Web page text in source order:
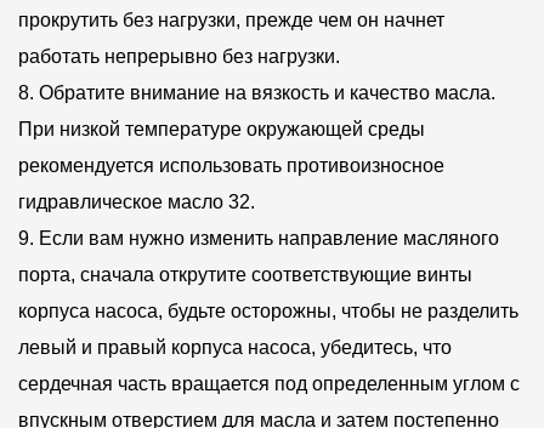
прокрутить без нагрузки, прежде чем он начнет
работать непрерывно без нагрузки.
8. Обратите внимание на вязкость и качество масла.
При низкой температуре окружающей среды
рекомендуется использовать противоизносное
гидравлическое масло 32.
9. Если вам нужно изменить направление масляного
порта, сначала открутите соответствующие винты
корпуса насоса, будьте осторожны, чтобы не разделить
левый и правый корпуса насоса, убедитесь, что
сердечная часть вращается под определенным углом с
впускным отверстием для масла и затем постепенно